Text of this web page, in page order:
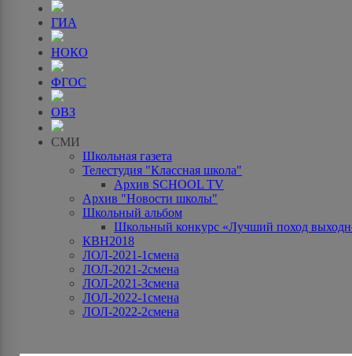
ГИА
НОКО
ФГОС
ОВЗ
СМИ
Школьная газета
Телестудия "Классная школа"
Архив SCHOOL TV
Архив "Новости школы"
Школьный альбом
Школьный конкурс «Лучший поход
КВН2018
ЛОЛ-2021-1смена
ЛОЛ-2021-2смена
ЛОЛ-2021-3смена
ЛОЛ-2022-1смена
ЛОЛ-2022-2смена